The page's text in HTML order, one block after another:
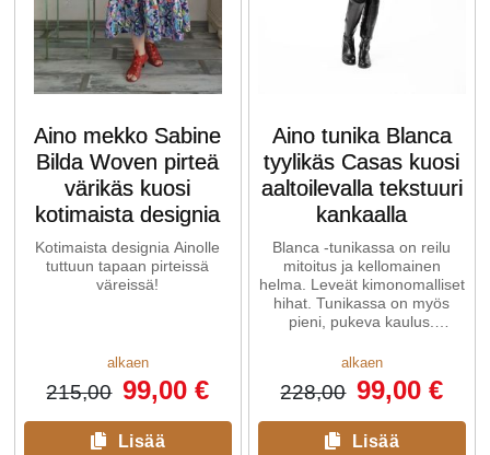
Aino mekko Sabine
Bilda Woven pirteä
värikäs kuosi
kotimaista designia
Kotimaista designia Ainolle
tuttuun tapaan pirteissä
väreissä!
alkaen
215,00 99,00 €
Lisää
Aino tunika Blanca
tyylikäs Casas kuosi
aaltoilevalla tekstuuri
kankaalla
Blanca -tunikassa on reilu
mitoitus ja kellomainen
helma. Leveät kimonomalliset
hihat. Tunikassa on myös
pieni, pukeva kaulus.
taskut.
alkaen
228,00 99,00 €
Lisää